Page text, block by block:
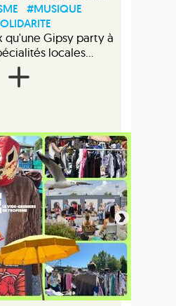
#MUSIQUE
qu'une Gipsy party à
locales...